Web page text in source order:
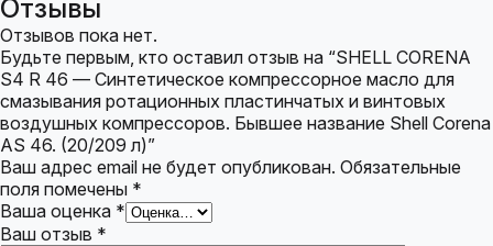
Отзывы
Отзывов пока нет.
Будьте первым, кто оставил отзыв на “SHELL CORENA
S4 R 46 — Синтетическое компрессорное масло для
смазывания ротационных пластинчатых и винтовых
воздушных компрессоров. Бывшее название Shell Corena
AS 46. (20/209 л)”
Ваш адрес email не будет опубликован. Обязательные
поля помечены *
Ваша оценка *
Ваш отзыв *